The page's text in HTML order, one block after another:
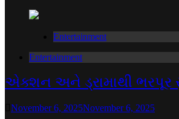
Entertainment
Entertainment
એક્શન અને ડ્રામાથી ભરપૂર
November 6, 2025November 6, 2025